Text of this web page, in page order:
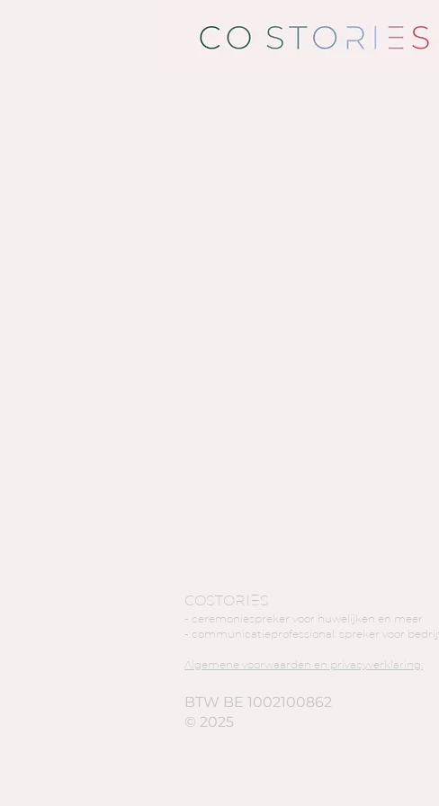
COSTORIES
- ceremoniespreker voor huwelijken en meer
- communicatieprofessional: spreker voor
Algemene voorwaarden en privacyverklaring.
BTW BE 1002100862
© 2025